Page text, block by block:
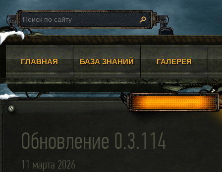
ГЛАВНАЯ БАЗА ЗНАНИЙ ГАЛЕРЕЯ
Обновление 0.3.114
11 марта 2026